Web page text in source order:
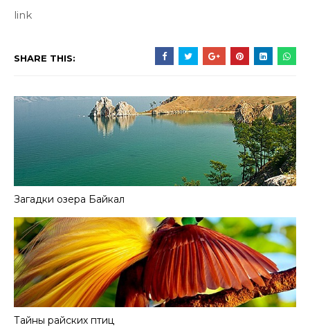
link
SHARE THIS:
Загадки озера Байкал
Тайны райских птиц